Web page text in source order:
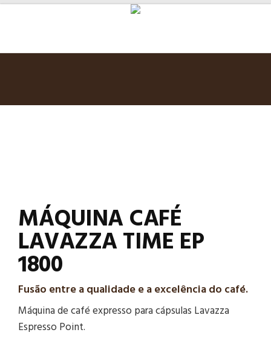
MÁQUINA CAFÉ
LAVAZZA TIME EP
1800
Fusão entre a qualidade e a excelência do café.
Máquina de café expresso para cápsulas Lavazza
Espresso Point.